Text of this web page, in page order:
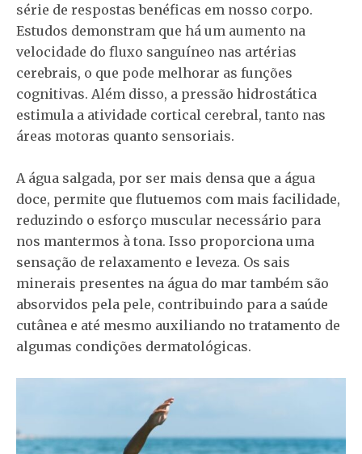
série de respostas benéficas em nosso corpo.
Estudos demonstram que há um aumento na
velocidade do fluxo sanguíneo nas artérias
cerebrais, o que pode melhorar as funções
cognitivas. Além disso, a pressão hidrostática
estimula a atividade cortical cerebral, tanto nas
áreas motoras quanto sensoriais.
A água salgada, por ser mais densa que a água
doce, permite que flutuemos com mais facilidade,
reduzindo o esforço muscular necessário para
nos mantermos à tona. Isso proporciona uma
sensação de relaxamento e leveza. Os sais
minerais presentes na água do mar também são
absorvidos pela pele, contribuindo para a saúde
cutânea e até mesmo auxiliando no tratamento de
algumas condições dermatológicas.